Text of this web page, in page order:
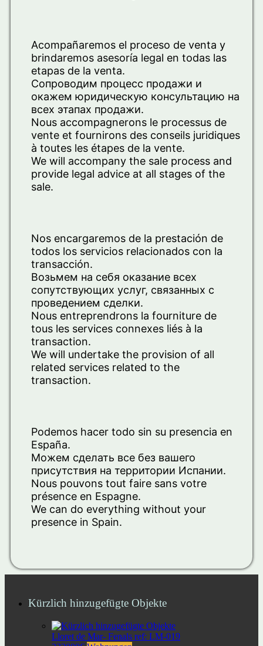
Acompañaremos el proceso de venta y
brindaremos asesoría legal en todas las
etapas de la venta.
Сопроводим процесс продажи и
окажем юридическую консультацию на
всех этапах продажи.
Nous accompagnerons le processus de
vente et fournirons des conseils juridiques
à toutes les étapes de la vente.
We will accompany the sale process and
provide legal advice at all stages of the
sale.
Nos encargaremos de la prestación de
todos los servicios relacionados con la
transacción.
Возьмем на себя оказание всех
сопутствующих услуг, связанных с
проведением сделки.
Nous entreprendrons la fourniture de
tous les services connexes liés à la
transaction.
We will undertake the provision of all
related services related to the
transaction.
Podemos hacer todo sin su presencia en
España.
Можем сделать все без вашего
присутствия на территории Испании.
Nous pouvons tout faire sans votre
présence en Espagne.
We can do everything without your
presence in Spain.
Kürzlich hinzugefügte Objekte
Lloret de Mar- Fenals ref: LM-019